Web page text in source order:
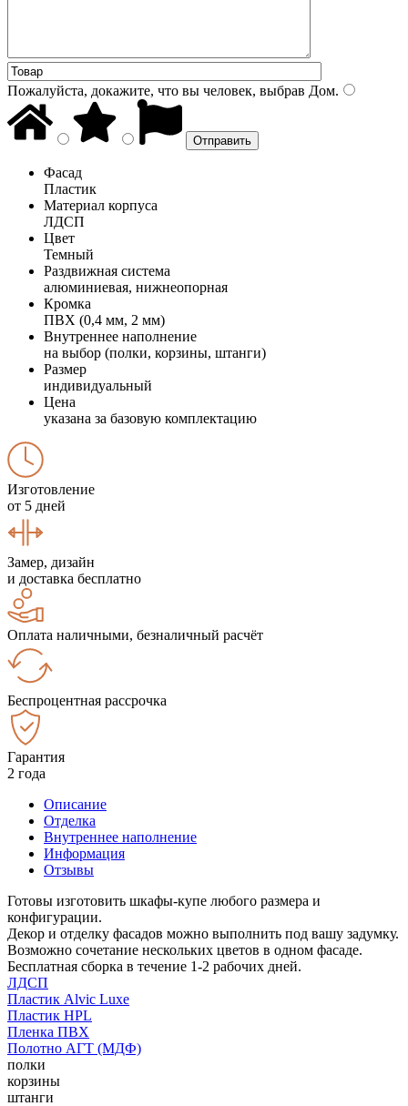
Пожалуйста, докажите, что вы человек, выбрав Дом.
Фасад
Пластик
Материал корпуса
ЛДСП
Цвет
Темный
Раздвижная система
алюминиевая, нижнеопорная
Кромка
ПВХ (0,4 мм, 2 мм)
Внутреннее наполнение
на выбор (полки, корзины, штанги)
Размер
индивидуальный
Цена
указана за базовую комплектацию
Изготовление
от 5 дней
Замер, дизайн
и доставка бесплатно
Оплата наличными, безналичный расчёт
Беспроцентная рассрочка
Гарантия
2 года
Описание
Отделка
Внутреннее наполнение
Информация
Отзывы
Готовы изготовить шкафы-купе любого размера и
конфигурации.
Декор и отделку фасадов можно выполнить под вашу задумку.
Возможно сочетание нескольких цветов в одном фасаде.
Бесплатная сборка в течение 1-2 рабочих дней.
ЛДСП
Пластик Alvic Luxe
Пластик HPL
Пленка ПВХ
Полотно АГТ (МДФ)
полки
корзины
штанги